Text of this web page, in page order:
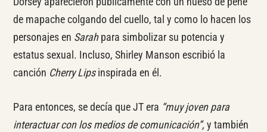
de mapache colgando del cuello, tal y como lo hacen los
personajes en Sarahpara simbolizar su potencia y
estatus sexual. Incluso, Shirley Manson escribió la
canción Cherry Lipsinspirada en él.
Para entonces, se decía que JT era “muy joven para
interactuar con los medios de comunicación”, y también